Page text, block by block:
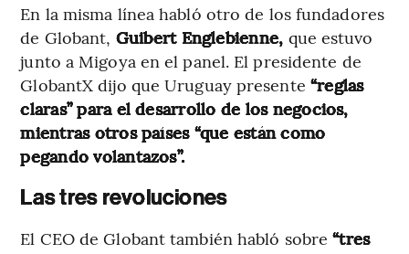
En la misma línea habló otro de los fundadores
de Globant, Guibert Englebienne, que estuvo
junto a Migoya en el panel. El presidente de
GlobantX dijo que Uruguay presente “reglas
claras” para el desarrollo de los negocios,
mientras otros países “que están como
pegando volantazos”.
Las tres revoluciones
El CEO de Globant también habló sobre“tres